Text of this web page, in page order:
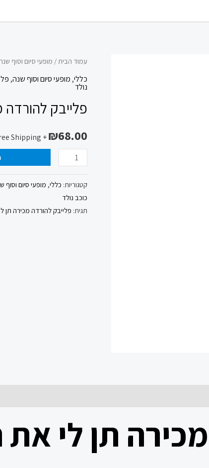
עמוד הבית/ מופעי סיום וסוף שנה
כללי, מופעי סיום וסוף שנה,
נולד
פלייבק להורדה
₪68.00
+ Free Shipping
כמות
של
פלייבק
להורדה
תן
לי
הזה
קטגוריות: כללי, מופעי סיום וסוף
כוכב נולד
תגית: פלייבק להורדה מכירה תן
תן לי את